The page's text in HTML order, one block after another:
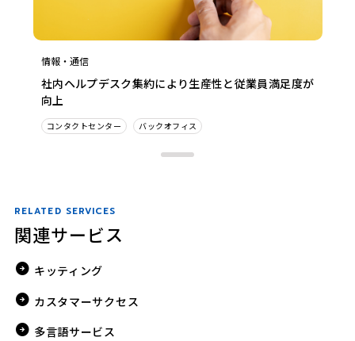
情報・通信
社内ヘルプデスク集約により生産性と従業員満足度が
向上
コンタクトセンター バックオフィス
RELATED SERVICES
関連サービス
キッティング
カスタマーサクセス
多言語サービス